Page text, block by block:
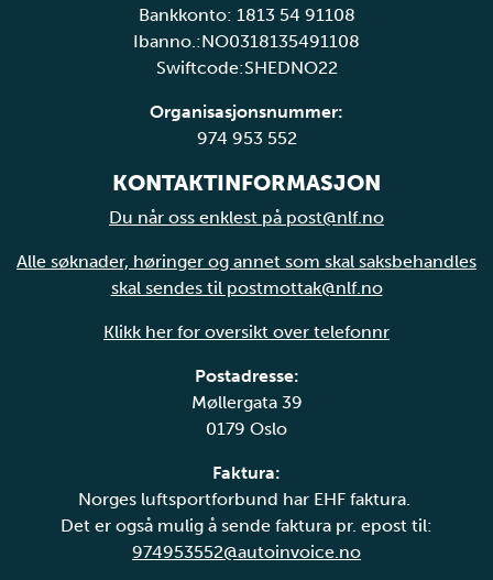
Bankkonto: 1813 54 91108
Ibanno.:NO0318135491108
Swiftcode:SHEDNO22
Organisasjonsnummer:
974 953 552
KONTAKTINFORMASJON
Du når oss enklest på post@nlf.no
Alle søknader, høringer og annet som skal saksbehandles
skal sendes til postmottak@nlf.no
Klikk her for oversikt over telefonnr
Postadresse:
Møllergata 39
0179 Oslo
Faktura:
Norges luftsportforbund har EHF faktura.
Det er også mulig å sende faktura pr. epost til:
974953552@autoinvoice.no